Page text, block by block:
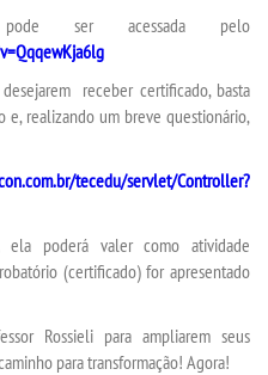
ser acessada pelo
receber certificado, basta
e, realizando um breve questionário,
tecedu/servlet/Controller?
poderá valer como atividade
(certificado) for apresentado
Rossieli para ampliarem seus
para transformação! Agora!